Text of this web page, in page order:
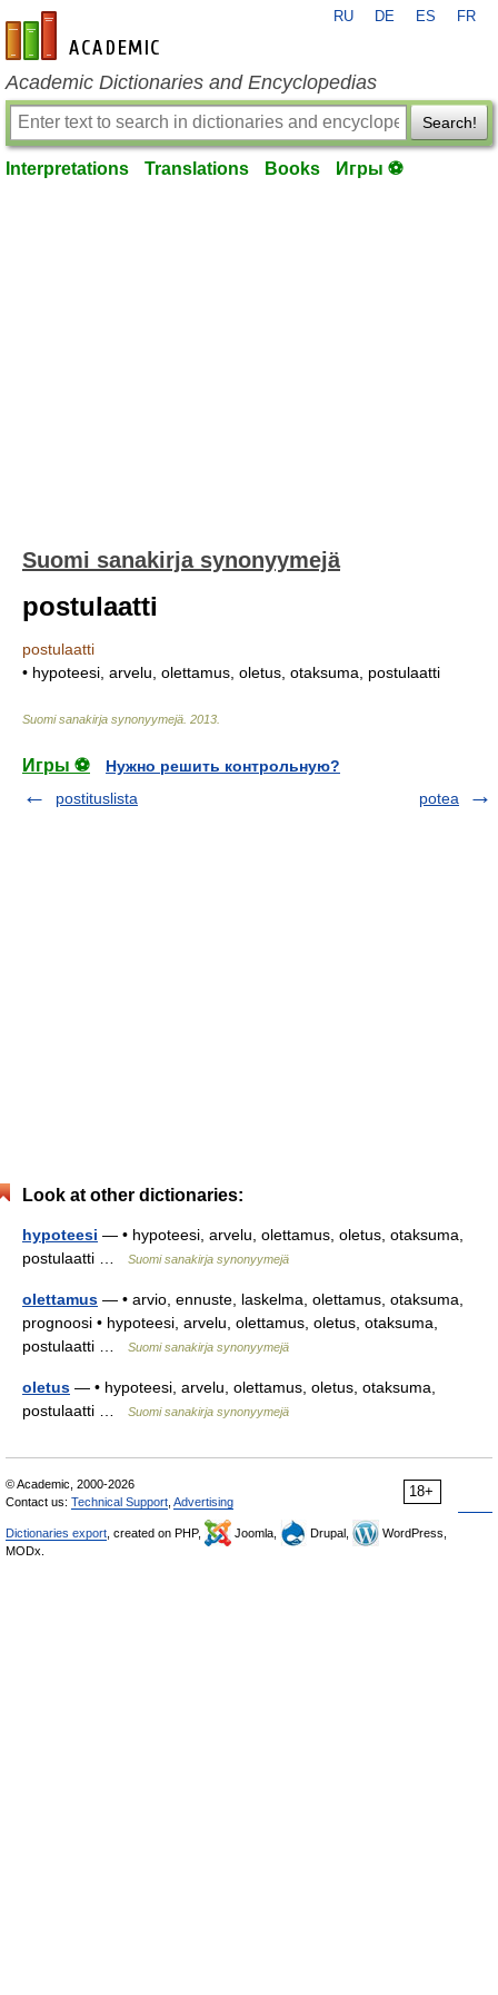
en-academic.com
RU DE ES FR
Academic Dictionaries and Encyclopedias
Search!
Interpretations Translations Books Игры ⚽
Suomi sanakirja synonyymejä
postulaatti
postulaatti
• hypoteesi, arvelu, olettamus, oletus, otaksuma, postulaatti
Suomi sanakirja synonyymejä 2013
Игры ⚽
Нужно решить контрольную?
postituslista
potea
Look at other dictionaries:
hypoteesi — • hypoteesi, arvelu, olettamus, oletus, otaksuma,
postulaatti …
Suomi sanakirja synonyymejä
olettamus — • arvio, ennuste, laskelma, olettamus, otaksuma,
prognoosi • hypoteesi, arvelu, olettamus, oletus, otaksuma,
postulaatti …
Suomi sanakirja synonyymejä
oletus — • hypoteesi, arvelu, olettamus, oletus, otaksuma,
postulaatti …
Suomi sanakirja synonyymejä
18+
© Academic, 2000-2026
Contact us: Technical Support Advertising
Dictionaries export , created on PHP, Joomla, Drupal,
WordPress,
MODx.